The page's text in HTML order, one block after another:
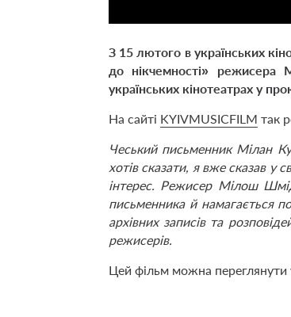
З 15 лютого в українських
до нікчемності» режисера
українських кінотеатрах у
На сайті KYIVMUSICFILM так
Чеський письменник Мілан
хотів сказати, я вже сказав у
інтерес. Режисер Мілош
письменника й намагається
архівних записів та
режисерів.
Цей фільм можна переглянути